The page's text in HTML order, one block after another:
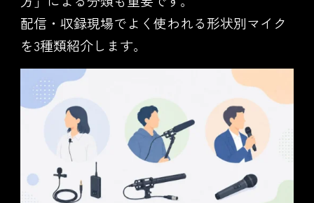
配信・収録現場でよく使われる形状別マイク
を3種類紹介します。